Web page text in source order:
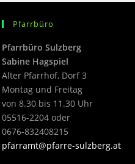
Pfarrbüro
Pfarrbüro Sulzberg
Sabine Hagspiel
Alter Pfarrhof, Dorf 3
Montag und Freitag
von 8.30 bis 11.30 Uhr
05516-2204 oder
0676-832408215
pfarramt@pfarre-sulzberg.at